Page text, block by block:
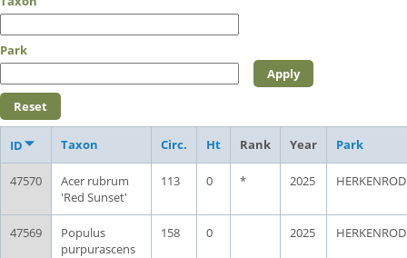
Park
ID Taxon Circ. Ht Rank Year Park
47570
Acer rubrum
'Red Sunset'
113 0 * 2025
47569
Populus
purpurascens
158 0 2025